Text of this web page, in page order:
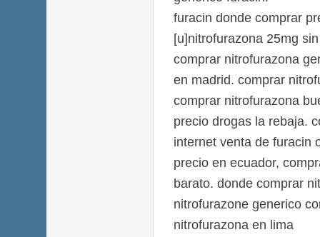
furacin donde comprar
[u]nitrofurazona 25mg
comprar nitrofurazona
en madrid. comprar
comprar nitrofurazona
precio drogas la rebaja.
internet venta de furacin
precio en ecuador,
barato. donde comprar
nitrofurazone generico
nitrofurazona en lima